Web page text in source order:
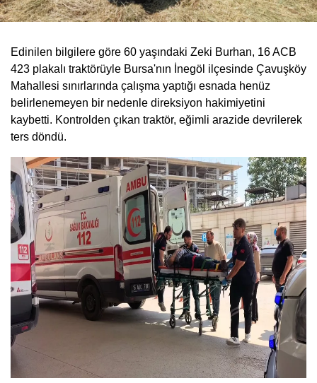
Edinilen bilgilere göre 60 yaşındaki Zeki Burhan, 16 ACB
423 plakalı traktörüyle Bursa'nın İnegöl ilçesinde Çavuşköy
Mahallesi sınırlarında çalışma yaptığı esnada henüz
belirlenemeyen bir nedenle direksiyon hakimiyetini
kaybetti. Kontrolden çıkan traktör, eğimli arazide devrilerek
ters döndü.